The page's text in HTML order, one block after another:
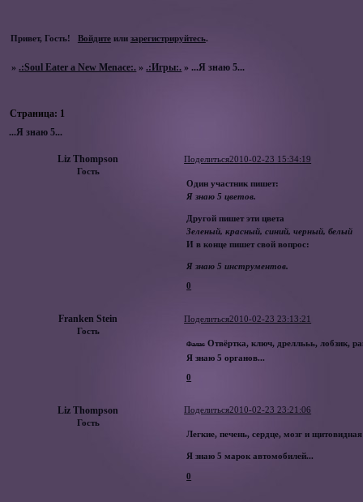
Привет, Гость! Войдитеили зарегистрируйтесь.
» .:Soul Eater a New Menace:. ».:Игры:. »...Я знаю 5...
...Я знаю 5...
Страница: 1
Поделиться2010-02-23 15:34:19
Liz Thompson
Гость
Один участник пишет:
Я знаю 5 цветов.
Другой пишет эти цвета
Зеленый, красный, синий, черный, белый
И в конце пишет свой вопрос:
Я знаю 5 инструментов.
0
Поделиться2010-02-23 23:13:21
Franken Stein
Гость
Фалас Отвёртка, ключ, дреллььь, лобзик,
Я знаю 5 органов...
0
Поделиться2010-02-23 23:21:06
Liz Thompson
Гость
Легкие, печень, сердце, мозг и
Я знаю 5 марок автомобилей...
0